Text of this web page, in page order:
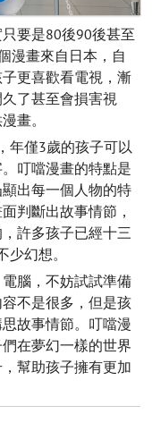
要是80後90後甚至
漫畫來自日本，自
更喜歡看電視，漸
了甚至會損害視
畫。
年僅3歲的孩子可以
叮噹漫畫的特點是
出每一個人物的特
判斷出故事情節，
許多孩子已經十三
幻想。
腦，不妨試試準備
不是很多，但是孩
故事情節。叮噹漫
在夢幻一樣的世界
幫助孩子擁有更加